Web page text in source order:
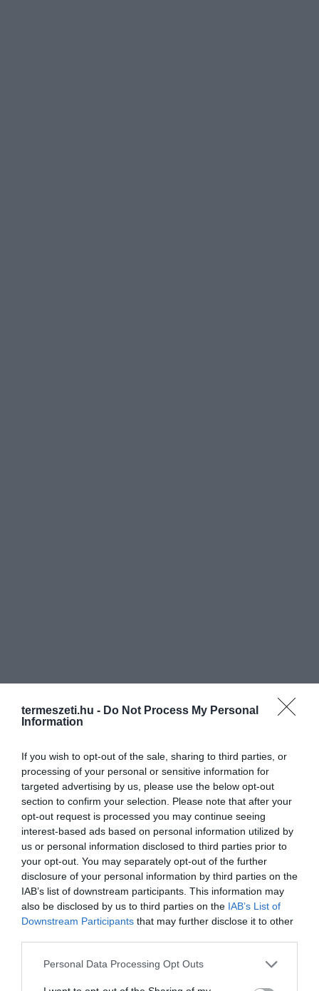
termeszeti.hu - Do Not Process My Personal
Information
If you wish to opt-out of the sale, sharing to third parties, or
processing of your personal or sensitive information for
targeted advertising by us, please use the below opt-out
section to confirm your selection. Please note that after your
opt-out request is processed you may continue seeing
interest-based ads based on personal information utilized by
us or personal information disclosed to third parties prior to
your opt-out. You may separately opt-out of the further
disclosure of your personal information by third parties on the
IAB’s list of downstream participants. This information may
also be disclosed by us to third parties on the IAB’s List of
Downstream Participants that may further disclose it to other
Please note that this website/app uses one or more Google
Personal Data Processing Opt Outs